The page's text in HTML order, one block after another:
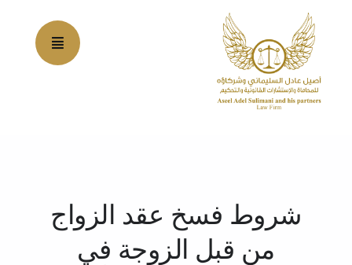
شروط فسخ عقد الزواج
من قبل الزوجة في